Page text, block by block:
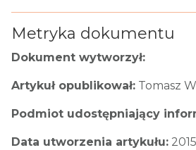
Metryka dokumentu
Dokument wytworzył:
Artykuł opublikował: Tomasz
Podmiot udostępniający
Data utworzenia artykułu: